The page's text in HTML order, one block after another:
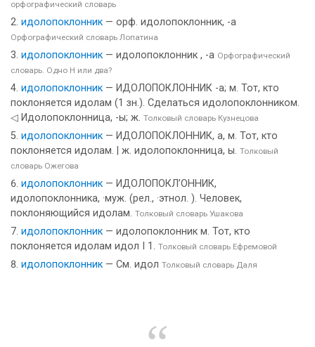
орфографический словарь
идолопоклонник — орф. идолопоклонник, -а
Орфографический словарь Лопатина
идолопоклонник — идолопоклонник , -а Орфографический
словарь. Одно Н или два?
идолопоклонник — ИДОЛОПОКЛОННИК -а; м. Тот, кто
поклоняется идолам (1 зн.). Сделаться идолопоклонником.
◁ Идолопоклонница, -ы; ж. Толковый словарь Кузнецова
идолопоклонник — ИДОЛОПОКЛОННИК, а, м. Тот, кто
поклоняется идолам. | ж. идолопоклонница, ы. Толковый
словарь Ожегова
идолопоклонник — ИДОЛОПОКЛ’ОННИК,
идолопоклонника, ·муж. (рел., ·этнол. ). Человек,
поклоняющийся идолам. Толковый словарь Ушакова
идолопоклонник — идолопоклонник м. Тот, кто
поклоняется идолам идол I 1. Толковый словарь Ефремовой
идолопоклонник — См. идол Толковый словарь Даля